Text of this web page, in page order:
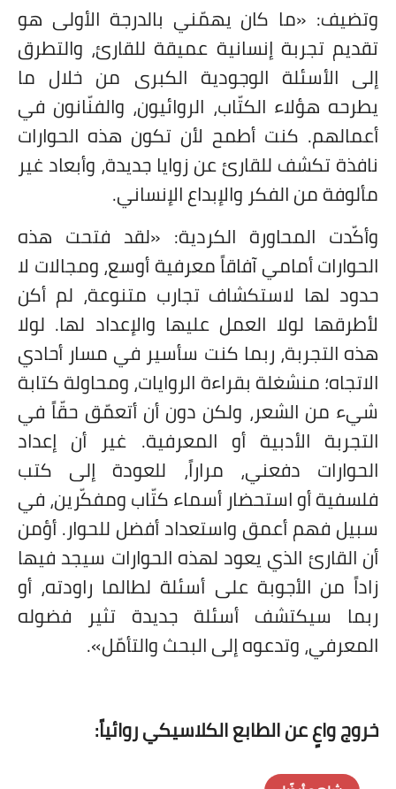
وتضيف: «ما كان يهمّني بالدرجة الأولى هو
تقديم تجربة إنسانية عميقة للقارئ، والتطرق
إلى الأسئلة الوجودية الكبرى من خلال ما
يطرحه هؤلاء الكتّاب، الروائيون، والفنّانون في
أعمالهم. كنت أطمح لأن تكون هذه الحوارات
نافذة تكشف للقارئ عن زوايا جديدة، وأبعاد غير
مألوفة من الفكر والإبداع الإنساني.
وأكّدت المحاورة الكردية: «لقد فتحت هذه
الحوارات أمامي آفاقاً معرفية أوسع، ومجالات لا
حدود لها لاستكشاف تجارب متنوعة، لم أكن
لأطرقها لولا العمل عليها والإعداد لها. لولا
هذه التجربة، ربما كنت سأسير في مسار أحادي
الاتجاه؛ منشغلة بقراءة الروايات، ومحاولة كتابة
شيء من الشعر، ولكن دون أن أتعمّق حقّاً في
التجربة الأدبية أو المعرفية. غير أن إعداد
الحوارات دفعني، مراراً، للعودة إلى كتب
فلسفية أو استحضار أسماء كتّاب ومفكّرين، في
سبيل فهم أعمق واستعداد أفضل للحوار. أؤمن
أن القارئ الذي يعود لهذه الحوارات سيجد فيها
زاداً من الأجوبة على أسئلة لطالما راودته، أو
ربما سيكتشف أسئلة جديدة تثير فضوله
المعرفي، وتدعوه إلى البحث والتأمّل».
خروج واعٍ عن الطابع الكلاسيكي روائياً: